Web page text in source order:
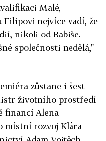
Malé,
Filipovi nejvíce vadí, že
nikoli od Babiše.
společnosti nedělá,"
zůstane i šest
životního prostředí
financí Alena
místní rozvoj Klára